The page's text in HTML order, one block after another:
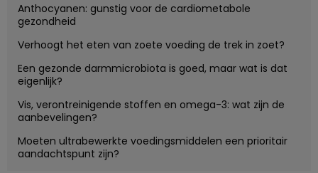
Anthocyanen: gunstig voor de cardiometabole
gezondheid
Verhoogt het eten van zoete voeding de trek in zoet?
Een gezonde darmmicrobiota is goed, maar wat is dat
eigenlijk?
Vis, verontreinigende stoffen en omega-3: wat zijn de
aanbevelingen?
Moeten ultrabewerkte voedingsmiddelen een prioritair
aandachtspunt zijn?